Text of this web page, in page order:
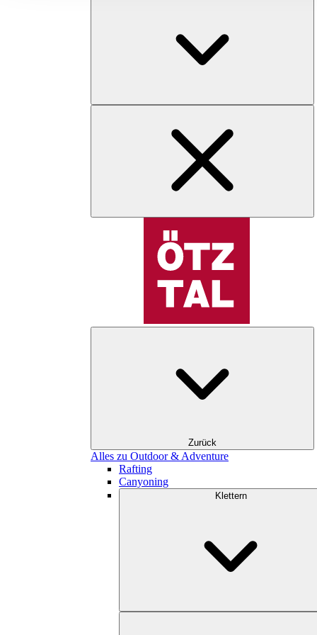
Zurück
Alles zu Outdoor & Adventure
Rafting
Canyoning
Klettern